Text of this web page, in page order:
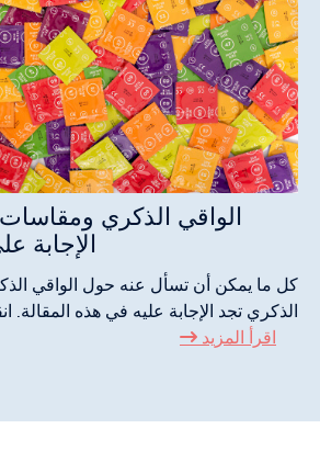
الواقي الذكري
الإجابة
كل ما يمكن أن تسأل عنه حول الواقي
الذكري تجد الإجابة عليه في هذه المقالة.
اقرأ المزيد